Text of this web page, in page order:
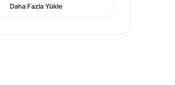
Daha Fazla Yükle